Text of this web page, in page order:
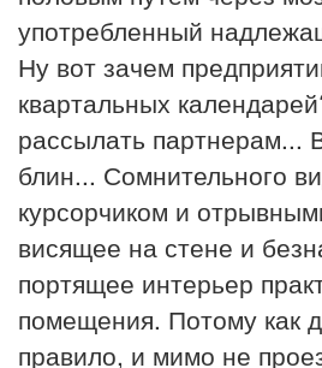
употребленный
Ну вот зачем
квартальных
рассылать партнерам...
блин... Сомнительного
курсорчиком и
висящее на стене и
портящее интерьер
помещения. Потому как
правило, и мимо не